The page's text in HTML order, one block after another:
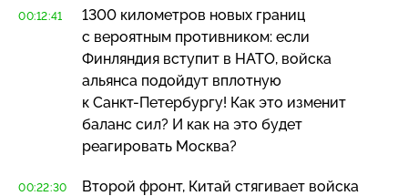
00:12:41
1300 километров новых границ
с вероятным противником: если
Финляндия вступит в НАТО, войска
альянса подойдут вплотную
к Санкт-Петербургу! Как это изменит
баланс сил? И как на это будет
реагировать Москва?
00:22:30
Второй фронт, Китай стягивает войска